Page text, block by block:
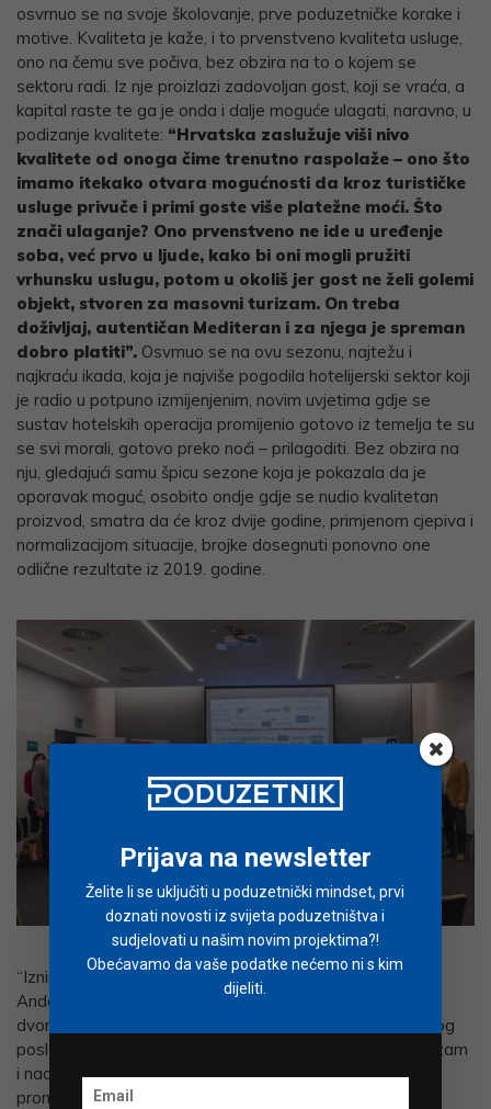
osvrnuo se na svoje školovanje, prve poduzetničke korake i
motive. Kvaliteta je kaže, i to prvenstveno kvaliteta usluge,
ono na čemu sve počiva, bez obzira na to o kojem se
sektoru radi. Iz nje proizlazi zadovoljan gost, koji se vraća, a
kapital raste te ga je onda i dalje moguće ulagati, naravno, u
podizanje kvalitete: “Hrvatska zaslužuje viši nivo
kvalitete od onoga čime trenutno raspolaže – ono što
imamo itekako otvara mogućnosti da kroz turističke
usluge privuče i primi goste više platežne moći. Što
znači ulaganje? Ono prvenstveno ne ide u uređenje
soba, već prvo u ljude, kako bi oni mogli pružiti
vrhunsku uslugu, potom u okoliš jer gost ne želi golemi
objekt, stvoren za masovni turizam. On treba
doživljaj, autentičan Mediteran i za njega je spreman
dobro platiti”. Osvrnuo se na ovu sezonu, najtežu i
najkraću ikada, koja je najviše pogodila hotelijerski sektor koji
je radio u potpuno izmijenjenim, novim uvjetima gdje se
sustav hotelskih operacija promijenio gotovo iz temelja te su
se svi morali, gotovo preko noći – prilagoditi. Bez obzira na
nju, gledajući samu špicu sezone koja je pokazala da je
oporavak moguć, osobito ondje gdje se nudio kvalitetan
proizvod, smatra da će kroz dvije godine, primjenom cjepiva i
normalizacijom situacije, brojke dosegnuti ponovno one
odlične rezultate iz 2019. godine.
“Iznimno smo zadovoljne predavanjem gospodina
Andabaka zbog kojeg se tražila, ne stolica više, nego
dvorana više. Naš se gost osvrnuo na same početke svog
poslovanja, komentirajući potom situaciju vezanu za turizam
i nadolazeću sezonu. Sa svojim pitanjima, njegovim se
promišljanjima pridružio velik broj prisutnih u publici. Naše
Prijava na newsletter
Želite li se uključiti u poduzetnički mindset, prvi
doznati novosti iz svijeta poduzetništva i
sudjelovati u našim novim projektima?!
Obećavamo da vaše podatke nećemo ni s kim
dijeliti.